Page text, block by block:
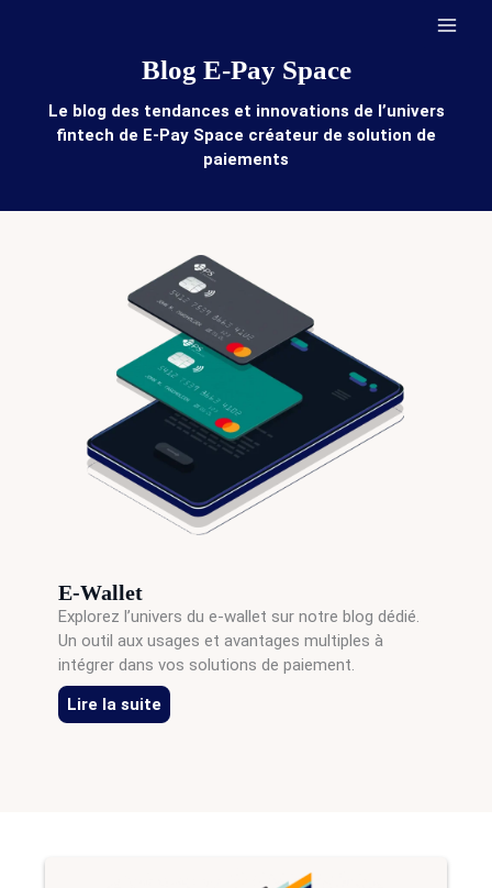
Blog E-Pay Space
Le blog des tendances et innovations de l’univers
fintech de E-Pay Space créateur de solution de
paiements
E-Wallet
Explorez l’univers du e-wallet sur notre blog dédié.
Un outil aux usages et avantages multiples à
intégrer dans vos solutions de paiement.
Lire la suite